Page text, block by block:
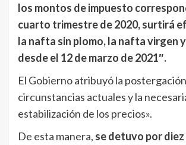
los montos de impuesto
cuarto trimestre de 2020, surtirá
la nafta sin plomo, la nafta virgen
desde el 12 de marzo de 2021″.
El Gobierno atribuyó la postergación
circunstancias actuales y la
estabilización de los precios».
De esta manera, se detuvo por